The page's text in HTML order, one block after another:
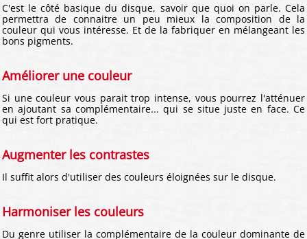
C'est le côté basique du disque, savoir que quoi on parle. Cela
permettra de connaitre un peu mieux la composition de la
couleur qui vous intéresse. Et de la fabriquer en mélangeant les
bons pigments.
Améliorer une couleur
Si une couleur vous parait trop intense, vous pourrez l'atténuer
en ajoutant sa complémentaire... qui se situe juste en face. Ce
qui est fort pratique.
Augmenter les contrastes
Il suffit alors d'utiliser des couleurs éloignées sur le disque.
Harmoniser les couleurs
Du genre utiliser la complémentaire de la couleur dominante de